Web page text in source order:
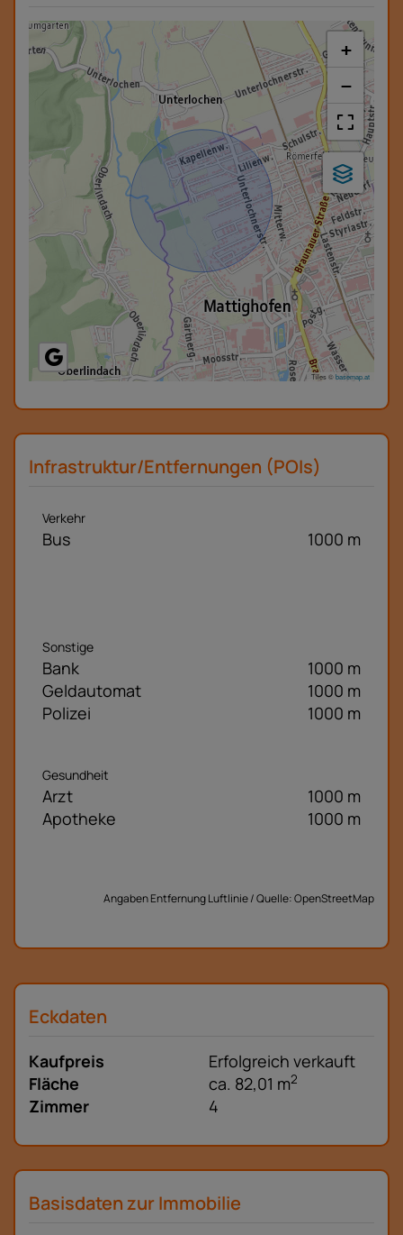
+
−
Tiles ©basemap.at
Infrastruktur/Entfernungen (POIs)
Verkehr
Bus 1000 m
Sonstige
Bank
1000 m
Geldautomat
1000 m
Polizei
1000 m
Gesundheit
Arzt
1000 m
Apotheke
1000 m
Angaben Entfernung Luftlinie / Quelle: OpenStreetMap
Eckdaten
Kaufpreis
Erfolgreich verkauft
Fläche
ca. 82,01 m2
Zimmer 4
Basisdaten zur Immobilie